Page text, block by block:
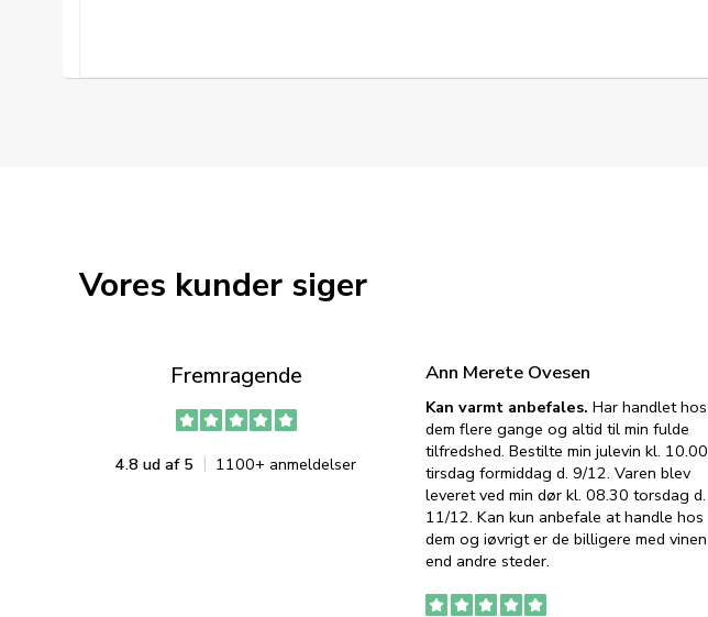
Vores kunder siger
Fremragende
4.8 ud af 5 1100+ anmeldelser
Ann Merete Ovesen
Kan varmt anbefales. Har handlet hos
dem flere gange og altid til min fulde
tilfredshed. Bestilte min julevin kl. 10.00
tirsdag formiddag d. 9/12. Varen blev
leveret ved min dør kl. 08.30 torsdag d.
11/12. Kan kun anbefale at handle hos
dem og iøvrigt er de billigere med vinen
end andre steder.